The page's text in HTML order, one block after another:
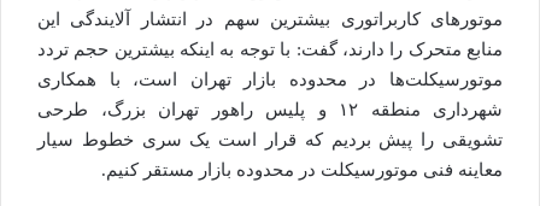
موتور‌های کاربراتوری بیشترین سهم در انتشار آلایندگی این
منابع متحرک را دارند، گفت: با توجه به اینکه بیشترین حجم تردد
موتورسیکلت‌ها در محدوده بازار تهران است، با همکاری
شهرداری منطقه ۱۲ و پلیس راهور تهران بزرگ، طرحی
تشویقی را پیش بردیم که قرار است یک سری خطوط سیار
معاینه فنی موتورسیکلت در محدوده بازار مستقر کنیم.